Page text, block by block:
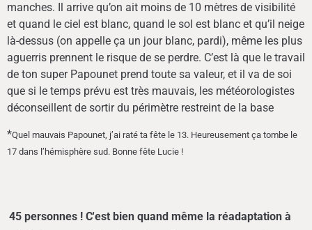
manches. Il arrive qu’on ait moins de 10 mètres de visibilité
et quand le ciel est blanc, quand le sol est blanc et qu’il neige
là-dessus (on appelle ça un jour blanc, pardi), même les plus
aguerris prennent le risque de se perdre. C’est là que le travail
de ton super Papounet prend toute sa valeur, et il va de soi
que si le temps prévu est très mauvais, les météorologistes
déconseillent de sortir du périmètre restreint de la base
*Quel mauvais Papounet, j’ai raté ta fête le 13. Heureusement ça tombe le
17 dans l’hémisphère sud. Bonne fête Lucie !
45 personnes ! C'est bien quand même la réadaptation à